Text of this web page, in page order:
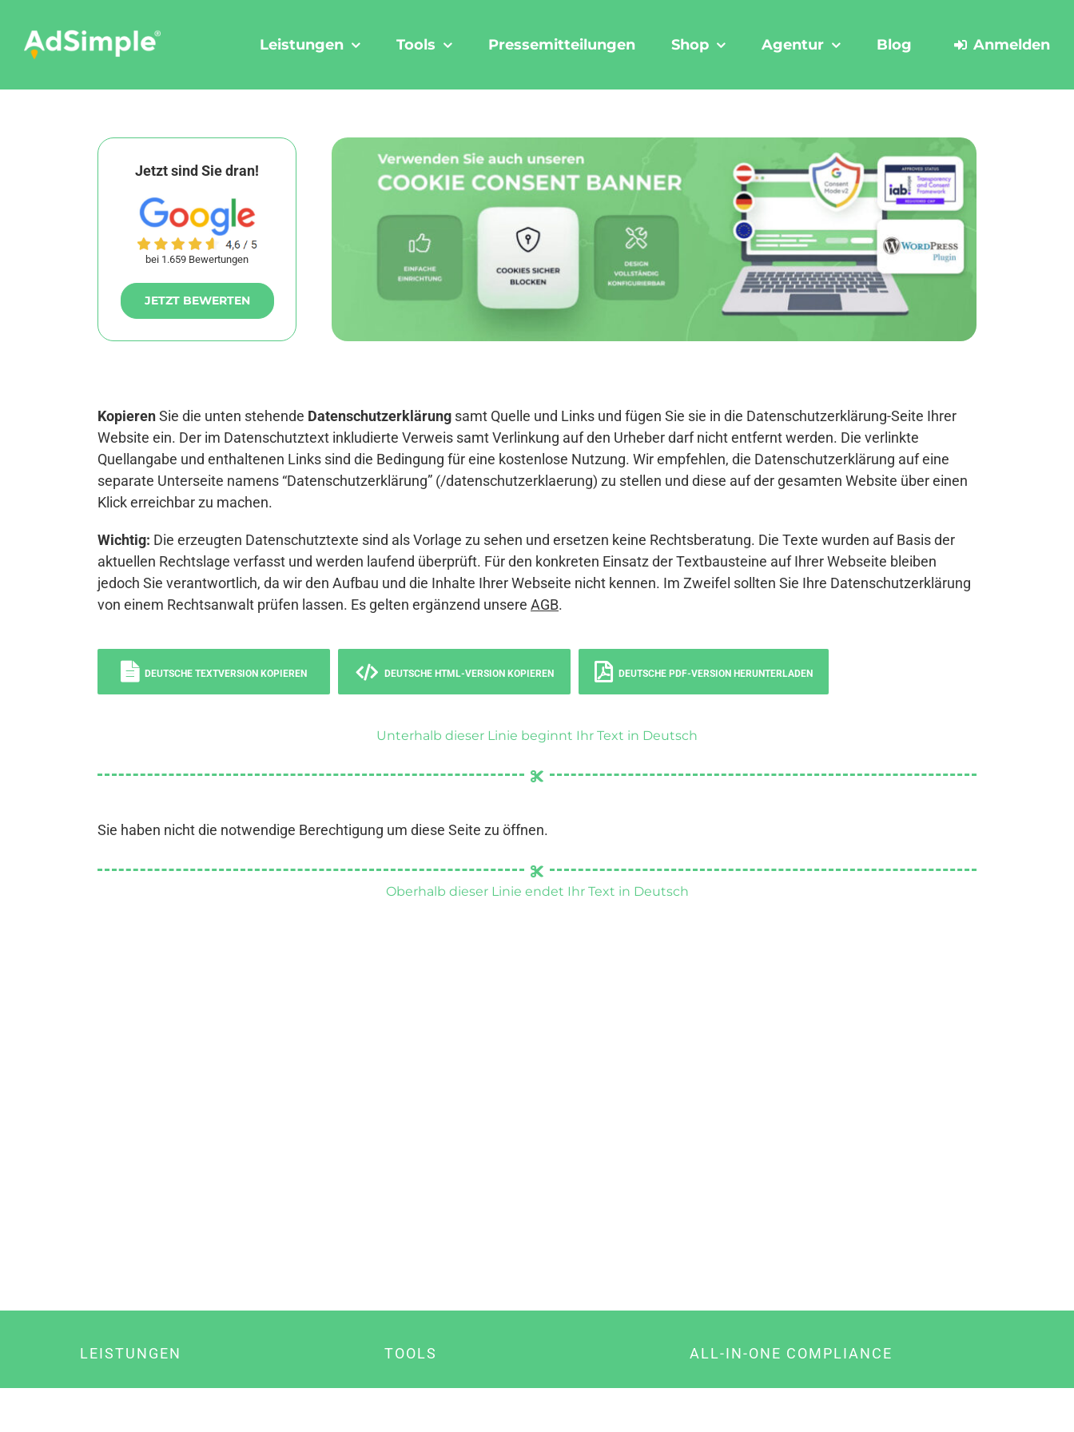
content
Leistungen Tools Pressemitteilungen Shop Agentur Blog Anmelden
Jetzt sind Sie dran!
bei 1.659 Bewertungen
JETZT BEWERTEN
KopierenSie die unten stehende Datenschutzerklärung samt Quelle und Links und fügen Sie sie in die Datenschutzerklärung-Seite Ihrer
Website ein. Der im Datenschutztext inkludierte Verweis samt Verlinkung auf den Urheber darf nicht entfernt werden. Die verlinkte
Quellangabe und enthaltenen Links sind die Bedingung für eine kostenlose Nutzung. Wir empfehlen, die Datenschutzerklärung auf eine
separate Unterseite namens “Datenschutzerklärung” (/datenschutzerklaerung) zu stellen und diese auf der gesamten Website über einen
Klick erreichbar zu machen.
Wichtig: Die erzeugten Datenschutztexte sind als Vorlage zu sehen und ersetzen keine Rechtsberatung. Die Texte wurden auf Basis der
aktuellen Rechtslage verfasst und werden laufend überprüft. Für den konkreten Einsatz der Textbausteine auf Ihrer Webseite bleiben
jedoch Sie verantwortlich, da wir den Aufbau und die Inhalte Ihrer Webseite nicht kennen. Im Zweifel sollten Sie Ihre Datenschutzerklärung
von einem Rechtsanwalt prüfen lassen. Es gelten ergänzend unsere AGB.
DEUTSCHE TEXTVERSION KOPIEREN DEUTSCHE HTML-VERSION KOPIEREN DEUTSCHE PDF-VERSION HERUNTERLADEN
Unterhalb dieser Linie beginnt Ihr Text in Deutsch
Sie haben nicht die notwendige Berechtigung um diese Seite zu öffnen.
Oberhalb dieser Linie endet Ihr Text in Deutsch
LEISTUNGEN TOOLS ALL-IN-ONE COMPLIANCE